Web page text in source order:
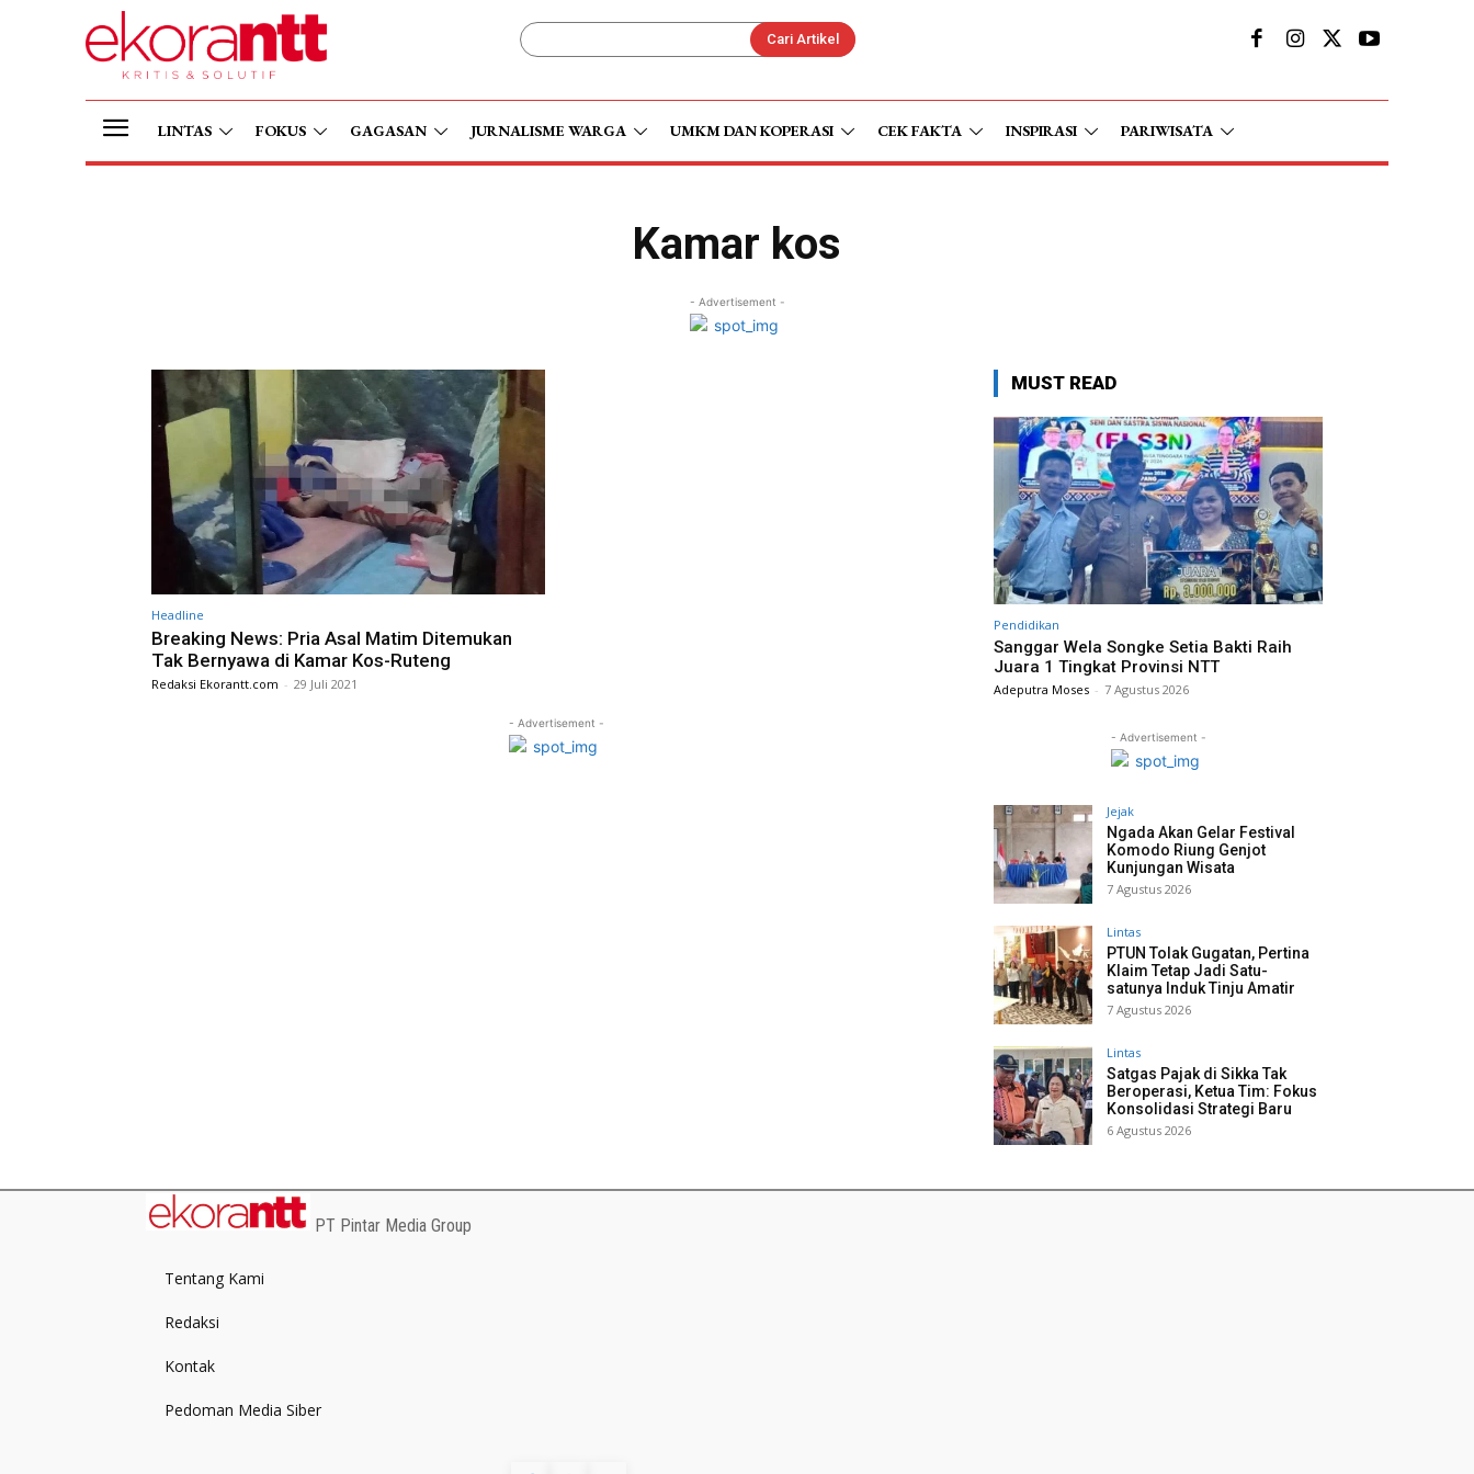
Cari Artikel
LINTAS FOKUS GAGASAN JURNALISME WARGA UMKM DAN KOPERASI CEK FAKTA INSPIRASI PARIWISATA
Kamar kos
- Advertisement -
Headline
Breaking News: Pria Asal Matim Ditemukan
Tak Bernyawa di Kamar Kos-Ruteng
Redaksi Ekorantt.com - 29 Juli 2021
- Advertisement -
MUST READ
Pendidikan
Sanggar Wela Songke Setia Bakti Raih
Juara 1 Tingkat Provinsi NTT
Adeputra Moses - 7 Agustus 2026
- Advertisement -
Jejak
Ngada Akan Gelar Festival
Komodo Riung Genjot
Kunjungan Wisata
7 Agustus 2026
Lintas
PTUN Tolak Gugatan, Pertina
Klaim Tetap Jadi Satu-
satunya Induk Tinju Amatir
7 Agustus 2026
Lintas
Satgas Pajak di Sikka Tak
Beroperasi, Ketua Tim: Fokus
Konsolidasi Strategi Baru
6 Agustus 2026
PT Pintar Media Group
Tentang Kami
Redaksi
Kontak
Pedoman Media Siber